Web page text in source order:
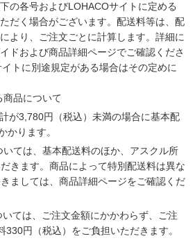
の各号およびLOHACOサイトに定める
だく場合がございます。配送料等は、配
より、ご注文ごとに計算します。詳細に
ドおよび商品詳細ページでご確認くださ
トに別途規定がある場合はその定めに
品について
が3,780円（税込）未満の場合に基本配
かります。
いては、基本配送料のほか、アスクル所
きます。商品によって特別配送料は異な
ましては、商品詳細ページをご確認くだ
ては、ご注文金額にかかわらず、ご注
330円（税込）をご負担いただきます。